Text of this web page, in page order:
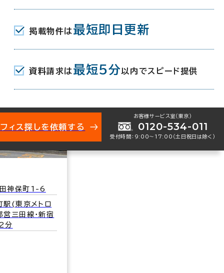
神保町1-6
駅(東京メトロ
営三田線･新宿
分
掲載物件は 最短即日更新
資料請求は 最短5分 以内でスピード提供
ィス探しを依頼する
お客様サービス室（東京）
0120-534-011
受付時間：9:00〜17:00（土日祝日は除く）